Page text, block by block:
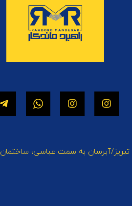
تبریز/آبرسان به سمت عباسی، ساختمان